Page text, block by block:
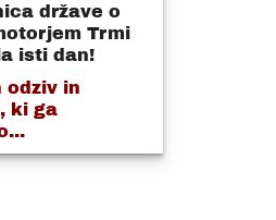
države o
Trmi
isti dan!
odziv in
ki ga